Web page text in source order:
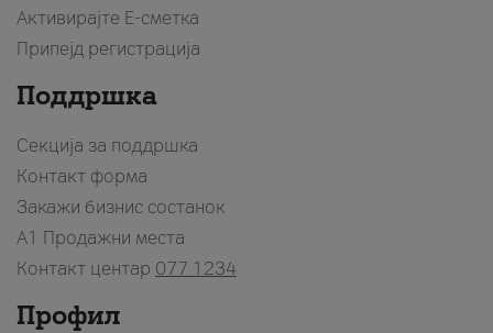
Активирајте Е-сметка
Припејд регистрација
Поддршка
Секција за поддршка
Контакт форма
Закажи бизнис состанок
A1 Продажни места
Контакт центар 077 1234
Профил